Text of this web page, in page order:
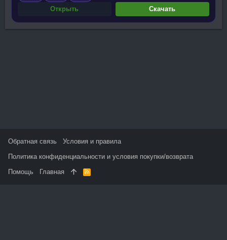
Открыть Скачать
Обратная связь
Условия и правила
Политика конфиденциальности и условия покупки/возврата
Помощь
Главная
R